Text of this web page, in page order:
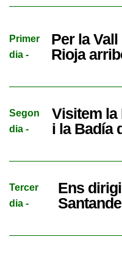
Primer
dia -
Per la
Rioja
Segon
dia -
Visitem la
i la Badía
Tercer
dia -
Ens